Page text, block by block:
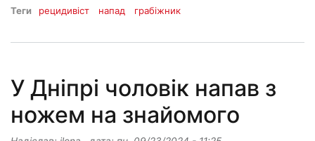
Теги рецидивіст напад грабіжник
У Дніпрі чоловік напав з
ножем на знайомого